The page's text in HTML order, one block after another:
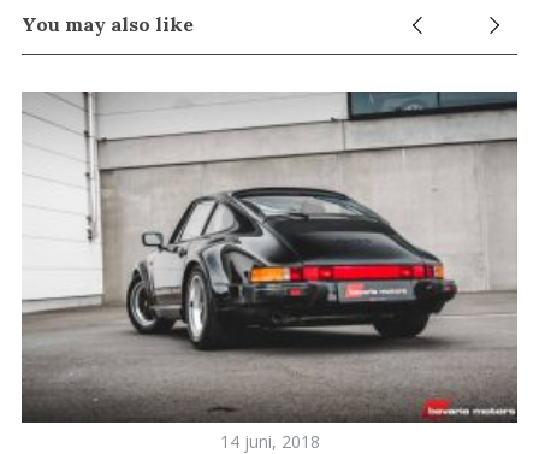
You may also like
14 juni, 2018
e
a
c
h
f
o
: